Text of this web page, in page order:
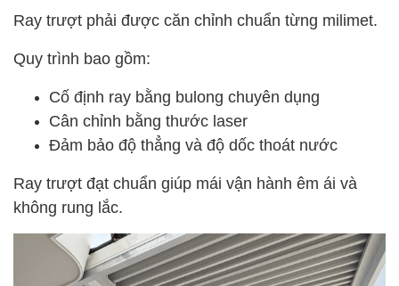
Ray trượt phải được căn chỉnh chuẩn từng milimet.
Quy trình bao gồm:
Cố định ray bằng bulong chuyên dụng
Cân chỉnh bằng thước laser
Đảm bảo độ thẳng và độ dốc thoát nước
Ray trượt đạt chuẩn giúp mái vận hành êm ái và
không rung lắc.